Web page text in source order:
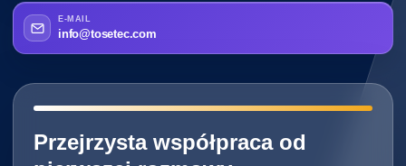
E-MAIL
info@tosetec.com
━━━━━━━━━━━━━━━━━━━━━━━━━━━━
Przejrzysta współpraca od